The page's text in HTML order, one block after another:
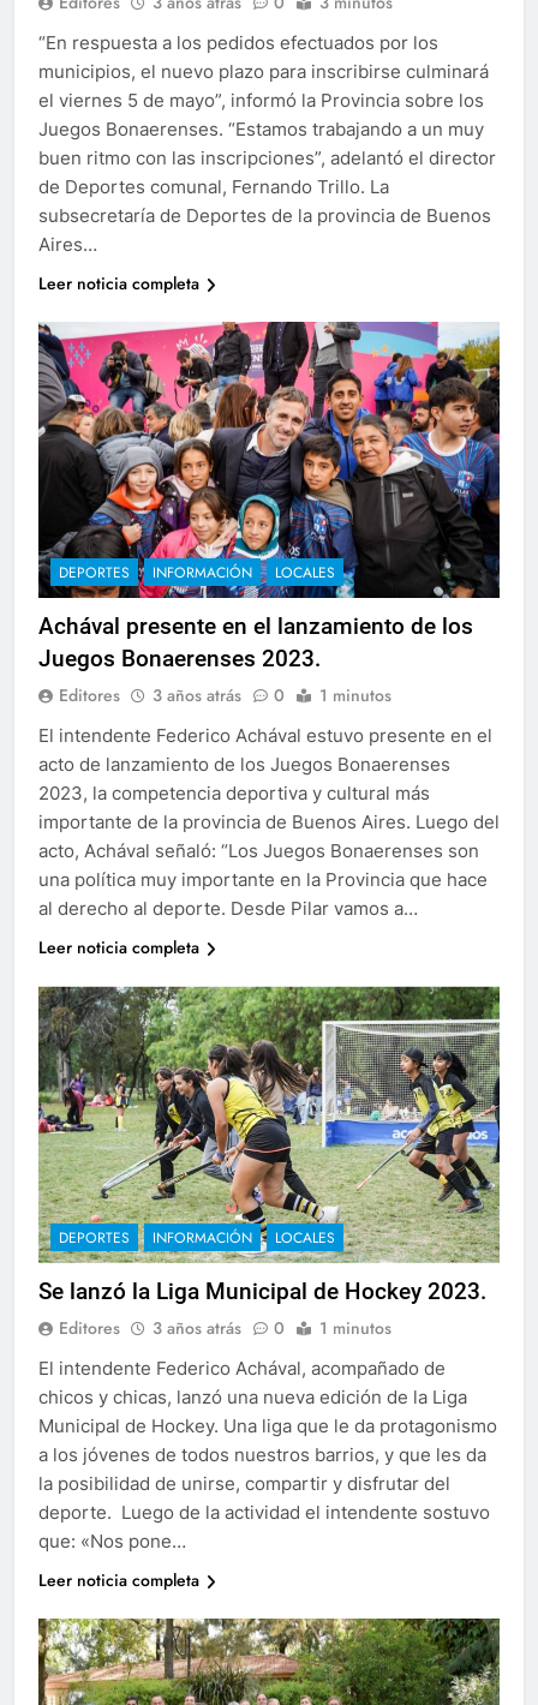
“En respuesta a los pedidos efectuados por los
municipios, el nuevo plazo para inscribirse culminará
el viernes 5 de mayo”, informó la Provincia sobre los
Juegos Bonaerenses. “Estamos trabajando a un muy
buen ritmo con las inscripciones”, adelantó el director
de Deportes comunal, Fernando Trillo. La
subsecretaría de Deportes de la provincia de Buenos
Aires…
Leer noticia completa
DEPORTES INFORMACIÓN LOCALES
Achával presente en el lanzamiento de los
Juegos Bonaerenses 2023.
Editores 3 años atrás 0 1 minutos
El intendente Federico Achával estuvo presente en el
acto de lanzamiento de los Juegos Bonaerenses
2023, la competencia deportiva y cultural más
importante de la provincia de Buenos Aires. Luego del
acto, Achával señaló: “Los Juegos Bonaerenses son
una política muy importante en la Provincia que hace
al derecho al deporte. Desde Pilar vamos a…
Leer noticia completa
DEPORTES INFORMACIÓN LOCALES
Se lanzó la Liga Municipal de Hockey 2023.
Editores 3 años atrás 0 1 minutos
El intendente Federico Achával, acompañado de
chicos y chicas, lanzó una nueva edición de la Liga
Municipal de Hockey. Una liga que le da protagonismo
a los jóvenes de todos nuestros barrios, y que les da
la posibilidad de unirse, compartir y disfrutar del
deporte. Luego de la actividad el intendente sostuvo
que: «Nos pone…
Leer noticia completa